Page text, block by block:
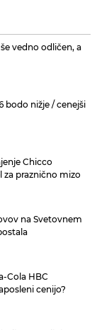
vedno odličen, a
bodo nižje / cenejši
Chicco
za praznično mizo
na Svetovnem
Cola HBC
cenijo?